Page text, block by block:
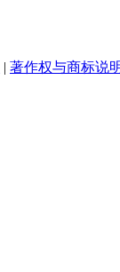
| 著作权与商标说